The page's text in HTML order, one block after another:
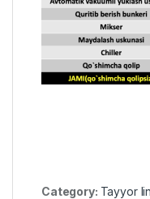
Category: Tayyor